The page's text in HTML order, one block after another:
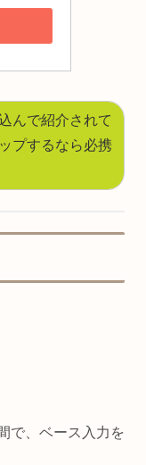
んで紹介されて
プするなら必携
で、ベース入力を